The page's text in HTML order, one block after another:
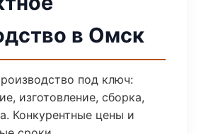
в Омск
под ключ:
изготовление, сборка,
Конкурентные цены и